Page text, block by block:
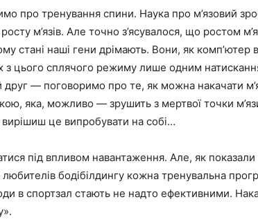
про тренування спини. Наука про м’язовий
м’язів. Але точно з’ясувалося, що ростом
стані наші гени дрімають. Вони, як комп’ютер
з цього сплячого режиму лише одним
друг — поговоримо про те, як можна накачати
яка, можливо — зрушить з мертвої точки
це випробувати на собі…
під впливом навантаження. Але, як показали
бодібілдингу кожна тренувальна
в спортзал стають не надто ефективними.